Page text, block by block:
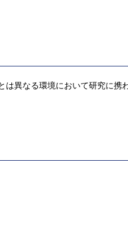
異なる環境において研究に携